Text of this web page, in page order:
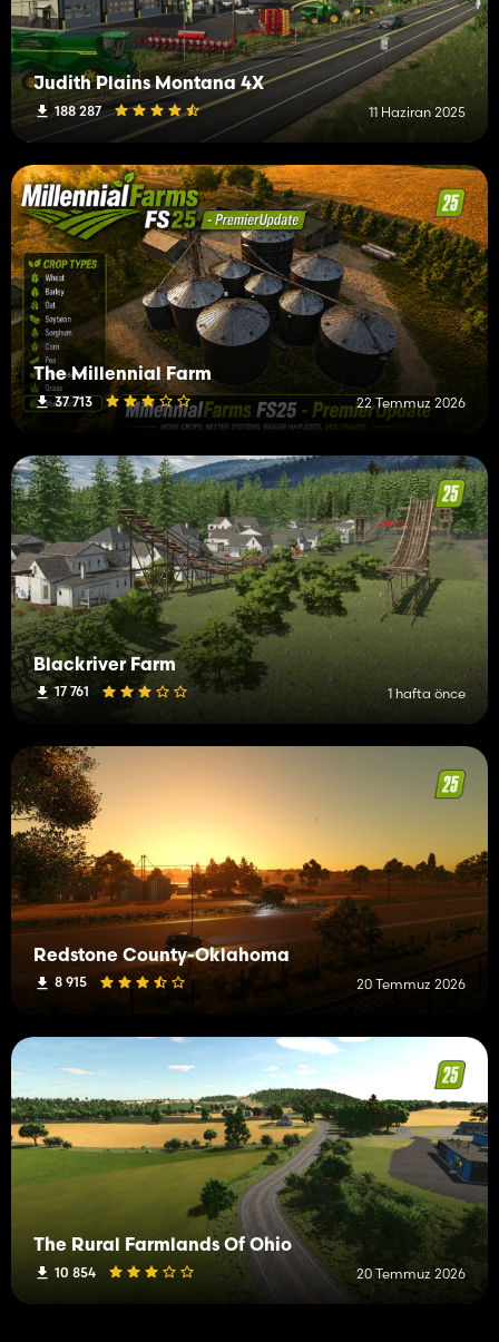
Judith Plains Montana 4X
188 287 11 Haziran 2025
The Millennial Farm
37 713 22 Temmuz 2026
Blackriver Farm
17 761 1 hafta önce
Redstone County-Oklahoma
8 915 20 Temmuz 2026
The Rural Farmlands Of Ohio
10 854 20 Temmuz 2026